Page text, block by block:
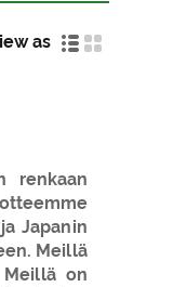
as
renkaan
Japanin
Meillä
Meillä on